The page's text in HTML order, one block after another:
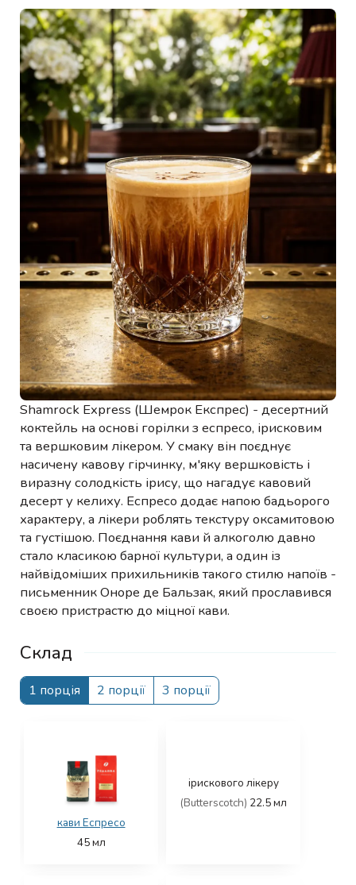
Shamrock Express (Шемрок Експрес) - десертний
коктейль на основі горілки з еспресо, ірисковим
та вершковим лікером. У смаку він поєднує
насичену кавову гірчинку, м'яку вершковість і
виразну солодкість ірису, що нагадує кавовий
десерт у келиху. Еспресо додає напою бадьорого
характеру, а лікери роблять текстуру оксамитовою
та густішою. Поєднання кави й алкоголю давно
стало класикою барної культури, а один із
найвідоміших прихильників такого стилю напоїв -
письменник Оноре де Бальзак, який прославився
своєю пристрастю до міцної кави.
Склад
1 порція 2 порції 3 порції
кави Еспресо
45мл
ірискового лікеру
(Butterscotch) 22.5мл